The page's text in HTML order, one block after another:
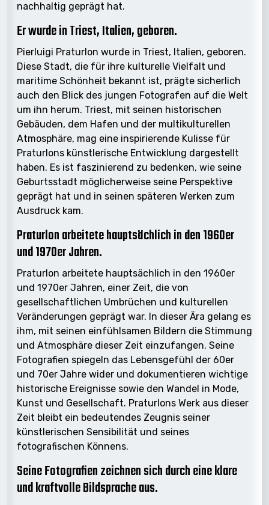
nachhaltig geprägt hat.
Er wurde in Triest, Italien, geboren.
Pierluigi Praturlon wurde in Triest, Italien, geboren.
Diese Stadt, die für ihre kulturelle Vielfalt und
maritime Schönheit bekannt ist, prägte sicherlich
auch den Blick des jungen Fotografen auf die Welt
um ihn herum. Triest, mit seinen historischen
Gebäuden, dem Hafen und der multikulturellen
Atmosphäre, mag eine inspirierende Kulisse für
Praturlons künstlerische Entwicklung dargestellt
haben. Es ist faszinierend zu bedenken, wie seine
Geburtsstadt möglicherweise seine Perspektive
geprägt hat und in seinen späteren Werken zum
Ausdruck kam.
Praturlon arbeitete hauptsächlich in den 1960er
und 1970er Jahren.
Praturlon arbeitete hauptsächlich in den 1960er
und 1970er Jahren, einer Zeit, die von
gesellschaftlichen Umbrüchen und kulturellen
Veränderungen geprägt war. In dieser Ära gelang es
ihm, mit seinen einfühlsamen Bildern die Stimmung
und Atmosphäre dieser Zeit einzufangen. Seine
Fotografien spiegeln das Lebensgefühl der 60er
und 70er Jahre wider und dokumentieren wichtige
historische Ereignisse sowie den Wandel in Mode,
Kunst und Gesellschaft. Praturlons Werk aus dieser
Zeit bleibt ein bedeutendes Zeugnis seiner
künstlerischen Sensibilität und seines
fotografischen Könnens.
Seine Fotografien zeichnen sich durch eine klare
und kraftvolle Bildsprache aus.